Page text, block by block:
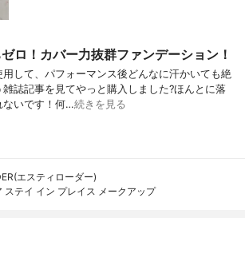
ロ！カバー力抜群ファンデーション！
して、パフォーマンス後どんなに汗かいても絶
誌記事を見てやっと購入しました?ほんとに落
ないです！何…続きを見る
エスティローダー)
ステイ イン プレイス メークアップ